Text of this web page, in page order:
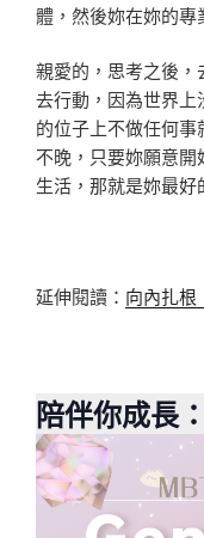
體，然後妳在妳的專
親愛的，思考之後
去行動，因為世界
的位子上不做任何
不晚，只要妳願意
生活，那就是妳最好
延伸閱讀： 向內扎根
陪伴你成長：